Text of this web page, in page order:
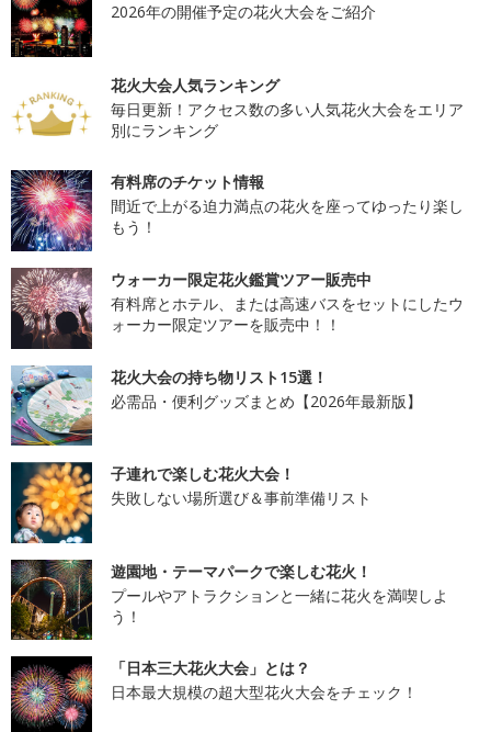
2026年の開催予定の花火大会をご紹介
花火大会人気ランキング
毎日更新！アクセス数の多い人気花火大会をエリア
別にランキング
有料席のチケット情報
間近で上がる迫力満点の花火を座ってゆったり楽し
もう！
ウォーカー限定花火鑑賞ツアー販売中
有料席とホテル、または高速バスをセットにしたウ
ォーカー限定ツアーを販売中！！
花火大会の持ち物リスト15選！
必需品・便利グッズまとめ【2026年最新版】
子連れで楽しむ花火大会！
失敗しない場所選び＆事前準備リスト
遊園地・テーマパークで楽しむ花火！
プールやアトラクションと一緒に花火を満喫しよ
う！
「日本三大花火大会」とは？
日本最大規模の超大型花火大会をチェック！